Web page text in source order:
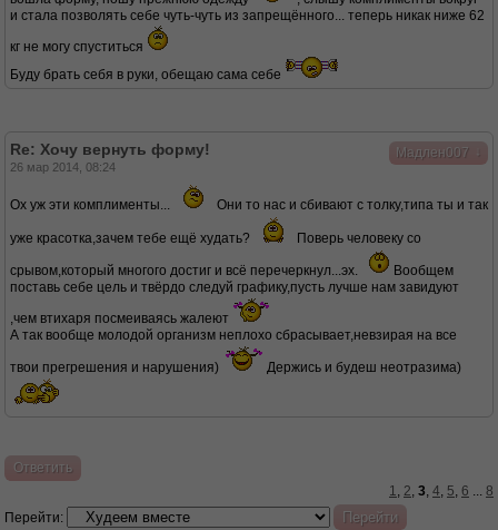
и стала позволять себе чуть-чуть из запрещённого... теперь никак ниже 62
кг не могу спуститься
Буду брать себя в руки, обещаю сама себе
Мадлен007
Re: Хочу вернуть форму!
26 мар 2014, 08:24
Ох уж эти комплименты... Они то нас и сбивают с толку,типа ты и так
уже красотка,зачем тебе ещё худать? Поверь человеку со
срывом,который многого достиг и всё перечеркнул...эх.
Вообщем
поставь себе цель и твёрдо следуй графику,пусть лучше нам завидуют
,чем втихаря посмеиваясь жалеют
А так вообще молодой организм неплохо сбрасывает,невзирая на все
твои прегрешения и нарушения) Держись и будеш неотразима)
Ответить
1, 2, 3, 4, 5, 6 ... 8
Перейти: